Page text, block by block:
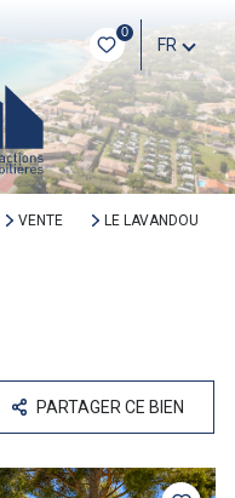
0
FR
VENTE
LE LAVANDOU
PARTAGER CE BIEN